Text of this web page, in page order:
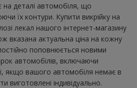
на деталі автомобіля, що
їх контури. Купити викрійку на
лекал нашого інтернет-магазину
вказана актуальна ціна на кожну
поповнюється новими
автомобілів, включаючи
якщо вашого автомобіля немає в
виготовлені індивідуально.